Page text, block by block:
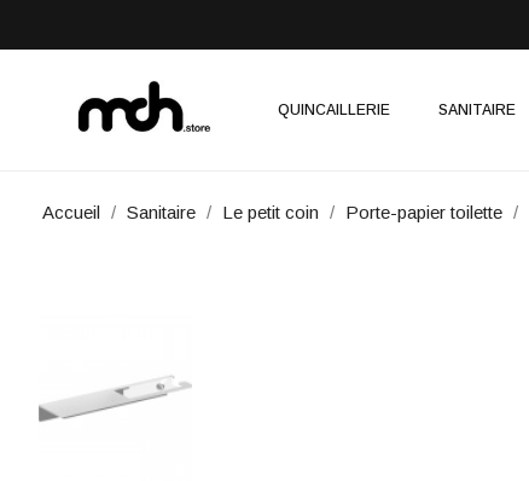
QUINCAILLERIE SANITAIRE
Accueil Sanitaire Le petit coin Porte-papier toilette